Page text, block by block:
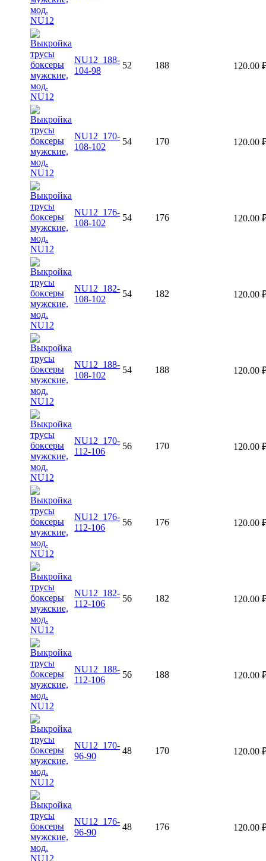
NU12_188-
104-98
52 188 120.00
NU12_170-
108-102
54 170 120.00
NU12_176-
108-102
54 176 120.00
NU12_182-
108-102
54 182 120.00
NU12_188-
108-102
54 188 120.00
NU12_170-
112-106
56 170 120.00
NU12_176-
112-106
56 176 120.00
NU12_182-
112-106
56 182 120.00
NU12_188-
112-106
56 188 120.00
NU12_170-
96-90
48 170 120.00
NU12_176-
96-90
48 176 120.00